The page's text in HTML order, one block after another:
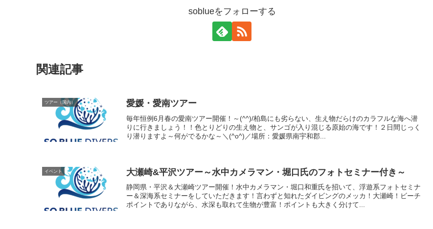
soblueをフォローする
関連記事
ツアー（国内） 愛媛・愛南ツアー
毎年恒例6月春の愛南ツアー開催！～(^^)/柏島にも劣らない、生え物だらけのカラフルな海へ潜
りに行きましょう！！色とりどりの生え物と、サンゴが入り混じる原始の海です！２日間じっく
り潜りますよ～何がでるかな～＼(^o^)／場所：愛媛県南宇和郡...
イベント 大瀬崎&平沢ツアー～水中カメラマン・堀口氏のフォトセミナー付き～
静岡県・平沢＆大瀬崎ツアー開催！水中カメラマン・堀口和重氏を招いて、浮遊系フォトセミナ
ー＆深海系セミナーをしていただきます！言わずと知れたダイビングのメッカ！大瀬崎！ビーチ
ポイントでありながら、水深も取れて生物が豊富！ポイントも大きく分けて...